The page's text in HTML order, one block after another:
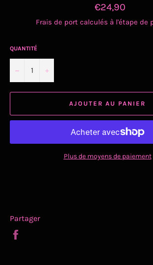
Prix
régulier
€24,90
Frais de port calculés à l'étape de
QUANTITÉ
− +
AJOUTER AU PANIER
Plus de moyens de paiement
Partager